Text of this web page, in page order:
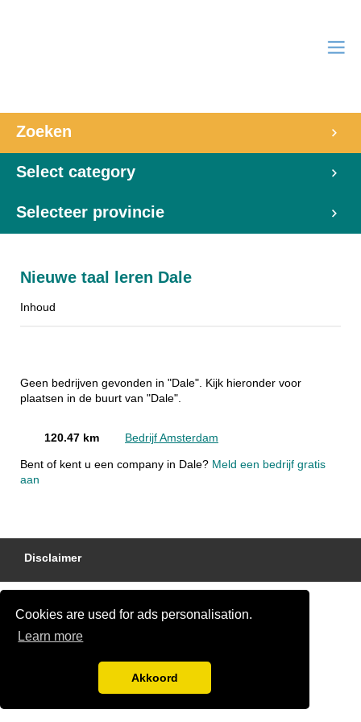
Cookies are used for ads personalisation.
Learn more
Akkoord
Zoeken
Select category
Selecteer provincie
Nieuwe taal leren Dale
Inhoud
Geen bedrijven gevonden in "Dale". Kijk hieronder voor
plaatsen in de buurt van "Dale".
120.47 km Bedrijf Amsterdam
Bent of kent u een company in Dale? Meld een bedrijf gratis
aan
Disclaimer